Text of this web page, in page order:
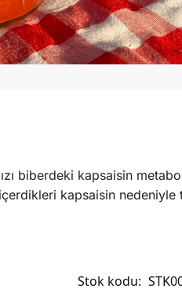
biberdeki kapsaisin
kapsaisin
Stok kodu: